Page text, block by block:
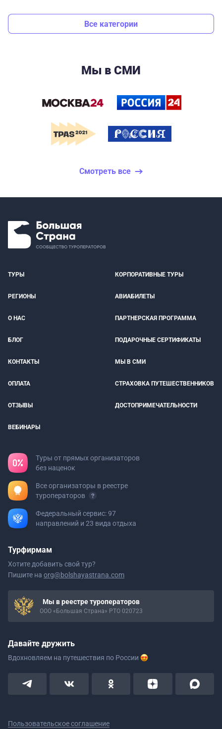
Все категории
Мы в СМИ
Смотреть все
ТУРЫ КОРПОРАТИВНЫЕ ТУРЫ
РЕГИОНЫ АВИАБИЛЕТЫ
О НАС ПАРТНЕРСКАЯ ПРОГРАММА
БЛОГ ПОДАРОЧНЫЕ СЕРТИФИКАТЫ
КОНТАКТЫ МЫ В СМИ
ОПЛАТА СТРАХОВКА ПУТЕШЕСТВЕННИКОВ
ОТЗЫВЫ ДОСТОПРИМЕЧАТЕЛЬНОСТИ
ВЕБИНАРЫ
Туры от прямых организаторов
без наценок
Все организаторы в реестре
туроператоров
Федеральный сервис: 97
направлений и 23 вида отдыха
Турфирмам
Хотите добавить свой тур?
Пишите на org@bolshayastrana.com
Мы в реестре туроператоров
ООО «Большая Страна» РТО 020723
Давайте дружить
Вдохновляем на путешествия по России
Пользовательское соглашение